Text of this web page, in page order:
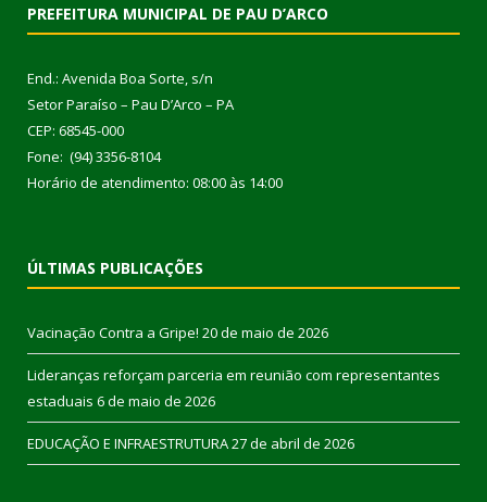
PREFEITURA MUNICIPAL DE PAU D’ARCO
End.: Avenida Boa Sorte, s/n
Setor Paraíso – Pau D’Arco – PA
CEP: 68545-000
Fone: (94) 3356-8104
Horário de atendimento: 08:00 às 14:00
ÚLTIMAS PUBLICAÇÕES
Vacinação Contra a Gripe! 20 de maio de 2026
Lideranças reforçam parceria em reunião com representantes
estaduais 6 de maio de 2026
EDUCAÇÃO E INFRAESTRUTURA27 de abril de 2026